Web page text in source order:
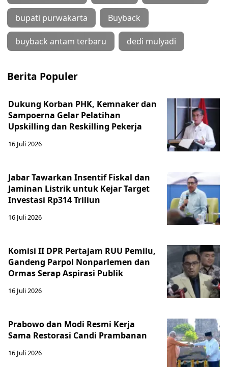
bupati purwakarta Buyback
buyback antam terbaru dedi mulyadi
Berita Populer
Dukung Korban PHK, Kemnaker dan
Sampoerna Gelar Pelatihan
Upskilling dan Reskilling Pekerja
16 Juli 2026
Jabar Tawarkan Insentif Fiskal dan
Jaminan Listrik untuk Kejar Target
Investasi Rp314 Triliun
16 Juli 2026
Komisi II DPR Pertajam RUU Pemilu,
Gandeng Parpol Nonparlemen dan
Ormas Serap Aspirasi Publik
16 Juli 2026
Prabowo dan Modi Resmi Kerja
Sama Restorasi Candi Prambanan
16 Juli 2026